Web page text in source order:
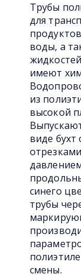
Трубы
для
воды, а
имеют
из
высокой
виде
синего
трубы
смены.